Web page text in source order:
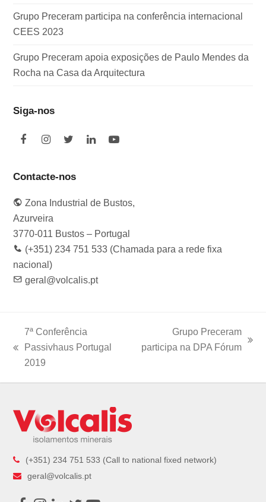
Grupo Preceram participa na conferência internacional
CEES 2023
Grupo Preceram apoia exposições de Paulo Mendes da
Rocha na Casa da Arquitectura
Siga-nos
F
e
o
o
k
I
t
g
r
a
m
T
t
e
r
L
d
I
Y
b
e
Contacte-nos
Zona Industrial de Bustos,
Azurveira
3770-011 Bustos – Portugal
(+351) 234 751 533 (Chamada para a rede fixa
nacional)
geral@volcalis.pt
7ª Conferência
Passivhaus Portugal
2019
next
Grupo Preceram
participa na DPA Fórum
(+351) 234 751 533 (Call to national fixed network)
geral@volcalis.pt